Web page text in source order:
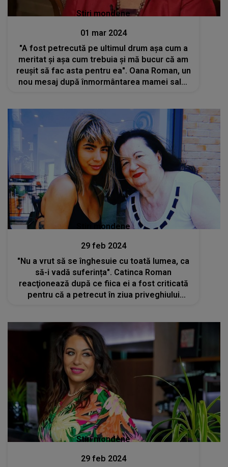
Stiri mondene
01 mar 2024
"A fost petrecută pe ultimul drum așa cum a
meritat și așa cum trebuia și mă bucur că am
reușit să fac asta pentru ea". Oana Roman, un
nou mesaj după înmormântarea mamei sale,
Stiri mondene
29 feb 2024
"Nu a vrut să se înghesuie cu toată lumea, ca
să-i vadă suferința". Catinca Roman
reacţionează după ce fiica ei a fost criticată
pentru că a petrecut în ziua priveghiului
Stiri mondene
29 feb 2024